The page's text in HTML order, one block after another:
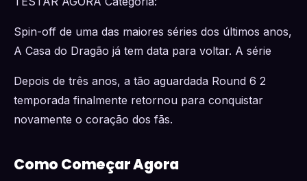
Spin-off de uma das maiores séries dos últimos anos,
A Casa do Dragão já tem data para voltar. A série
Depois de três anos, a tão aguardada Round 6 2
temporada finalmente retornou para conquistar
novamente o coração dos fãs.
Como Começar Agora